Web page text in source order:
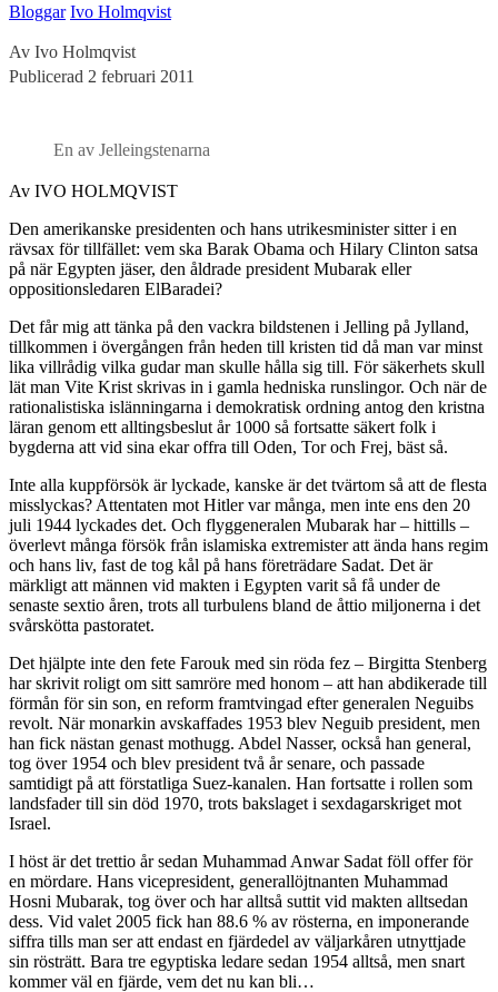
Bloggar Ivo Holmqvist
Av Ivo Holmqvist
Publicerad 2 februari 2011
En av Jelleingstenarna
Av IVO HOLMQVIST
Den amerikanske presidenten och hans utrikesminister sitter i en
rävsax för tillfället: vem ska Barak Obama och Hilary Clinton satsa
på när Egypten jäser, den åldrade president Mubarak eller
oppositionsledaren ElBaradei?
Det får mig att tänka på den vackra bildstenen i Jelling på Jylland,
tillkommen i övergången från heden till kristen tid då man var minst
lika villrådig vilka gudar man skulle hålla sig till. För säkerhets skull
lät man Vite Krist skrivas in i gamla hedniska runslingor. Och när de
rationalistiska islänningarna i demokratisk ordning antog den kristna
läran genom ett alltingsbeslut år 1000 så fortsatte säkert folk i
bygderna att vid sina ekar offra till Oden, Tor och Frej, bäst så.
Inte alla kuppförsök är lyckade, kanske är det tvärtom så att de flesta
misslyckas? Attentaten mot Hitler var många, men inte ens den 20
juli 1944 lyckades det. Och flyggeneralen Mubarak har – hittills –
överlevt många försök från islamiska extremister att ända hans regim
och hans liv, fast de tog kål på hans företrädare Sadat. Det är
märkligt att männen vid makten i Egypten varit så få under de
senaste sextio åren, trots all turbulens bland de åttio miljonerna i det
svårskötta pastoratet.
Det hjälpte inte den fete Farouk med sin röda fez – Birgitta Stenberg
har skrivit roligt om sitt samröre med honom – att han abdikerade till
förmån för sin son, en reform framtvingad efter generalen Neguibs
revolt. När monarkin avskaffades 1953 blev Neguib president, men
han fick nästan genast mothugg. Abdel Nasser, också han general,
tog över 1954 och blev president två år senare, och passade
samtidigt på att förstatliga Suez-kanalen. Han fortsatte i rollen som
landsfader till sin död 1970, trots bakslaget i sexdagarskriget mot
Israel.
I höst är det trettio år sedan Muhammad Anwar Sadat föll offer för
en mördare. Hans vicepresident, generallöjtnanten Muhammad
Hosni Mubarak, tog över och har alltså suttit vid makten alltsedan
dess. Vid valet 2005 fick han 88.6 % av rösterna, en imponerande
siffra tills man ser att endast en fjärdedel av väljarkåren utnyttjade
sin rösträtt. Bara tre egyptiska ledare sedan 1954 alltså, men snart
kommer väl en fjärde, vem det nu kan bli…